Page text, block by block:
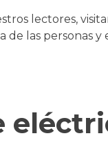
lectores,
las personas